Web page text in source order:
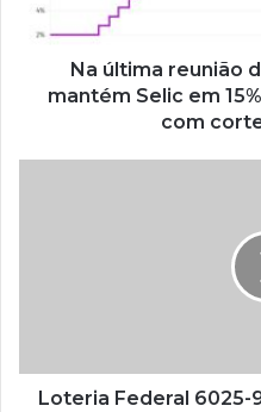
Na última reunião
mantém Selic em
com
Loteria Federal 6025-